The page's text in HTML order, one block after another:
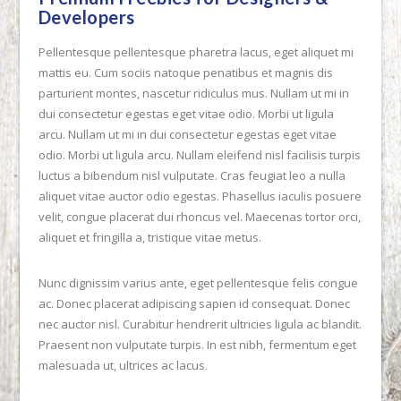
VIEW POST
Developers
Pellentesque pellentesque pharetra lacus, eget aliquet mi
mattis eu. Cum sociis natoque penatibus et magnis dis
parturient montes, nascetur ridiculus mus. Nullam ut mi in
dui consectetur egestas eget vitae odio. Morbi ut ligula
arcu. Nullam ut mi in dui consectetur egestas eget vitae
odio. Morbi ut ligula arcu. Nullam eleifend nisl facilisis turpis
luctus a bibendum nisl vulputate. Cras feugiat leo a nulla
aliquet vitae auctor odio egestas. Phasellus iaculis posuere
velit, congue placerat dui rhoncus vel. Maecenas tortor orci,
aliquet et fringilla a, tristique vitae metus.
Nunc dignissim varius ante, eget pellentesque felis congue
ac. Donec placerat adipiscing sapien id consequat. Donec
nec auctor nisl. Curabitur hendrerit ultricies ligula ac blandit.
Praesent non vulputate turpis. In est nibh, fermentum eget
malesuada ut, ultrices ac lacus.